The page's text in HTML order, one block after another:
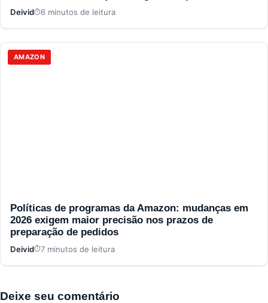
Deivid 6 minutos de leitura
AMAZON
Políticas de programas da Amazon: mudanças em
2026 exigem maior precisão nos prazos de
preparação de pedidos
Deivid 7 minutos de leitura
Deixe seu comentário